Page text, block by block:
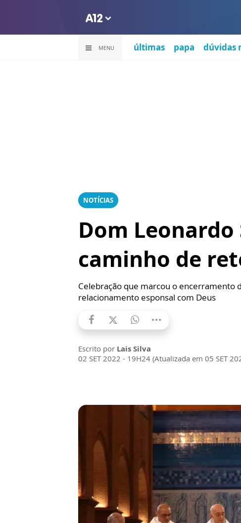
MENU últimas papa dúvidas
NOTÍCIAS
Dom
caminho de
Celebração que marcou o encerramento
relacionamento esponsal com Deus
Escrito por Lais Silva
02 SET 2022 - 19H24 (Atualizada em 05 SET